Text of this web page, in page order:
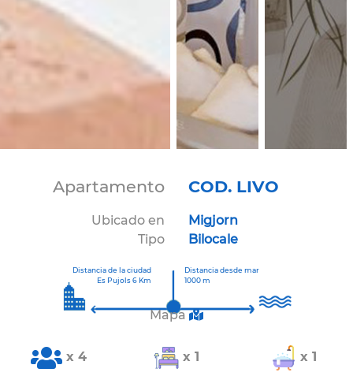
Apartamento
Ubicado en
Tipo
COD. LIVO
Migjorn
Bilocale
Distancia de la ciudad
Es Pujols 6 Km
Distancia desde mar
1000 m
Mapa
x 4 x 1 x 1